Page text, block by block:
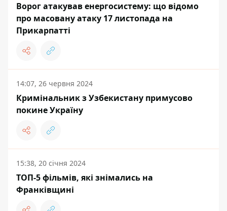
Ворог атакував енергосистему: що відомо
про масовану атаку 17 листопада на
Прикарпатті
14:07, 26 червня 2024
Кримінальник з Узбекистану примусово
покине Україну
15:38, 20 січня 2024
ТОП-5 фільмів, які знімались на
Франківщині